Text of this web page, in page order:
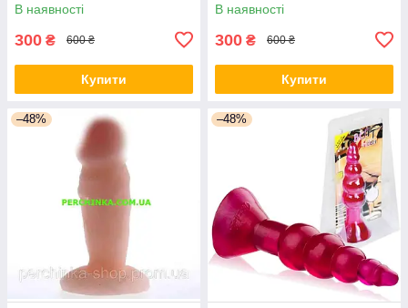
В наявності
300 ₴ 600 ₴
Купити
В наявності
300 ₴ 600 ₴
Купити
–48% –48%